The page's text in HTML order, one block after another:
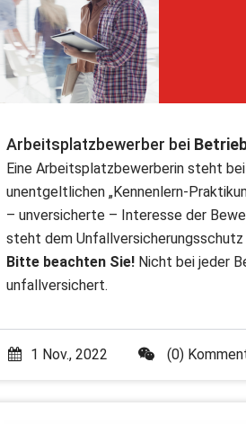
Arbeitsplatzbewerber bei
Eine Arbeitsplatzbewerberin steht
unentgeltlichen „Kennenlern-
– unversicherte – Interesse der
steht dem
Bitte beachten Sie! Nicht bei jeder
unfallversichert.
1 Nov., 2022 (0)